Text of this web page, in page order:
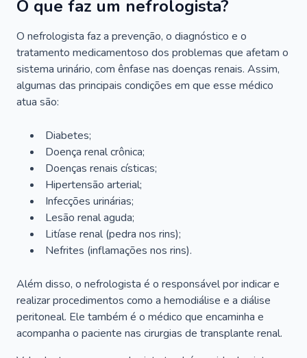
O que faz um nefrologista?
O nefrologista faz a prevenção, o diagnóstico e o
tratamento medicamentoso dos problemas que afetam o
sistema urinário, com ênfase nas doenças renais. Assim,
algumas das principais condições em que esse médico
atua são:
Diabetes;
Doença renal crônica;
Doenças renais císticas;
Hipertensão arterial;
Infecções urinárias;
Lesão renal aguda;
Litíase renal (pedra nos rins);
Nefrites (inflamações nos rins).
Além disso, o nefrologista é o responsável por indicar e
realizar procedimentos como a hemodiálise e a diálise
peritoneal. Ele também é o médico que encaminha e
acompanha o paciente nas cirurgias de transplante renal.